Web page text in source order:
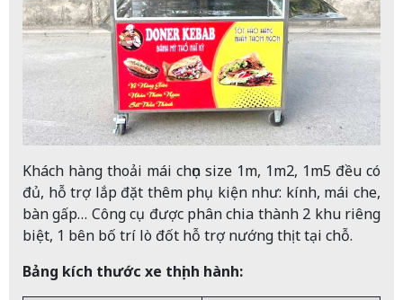
Khách hàng thoải mái chọn size 1m, 1m2, 1m5 đều có
đủ, hỗ trợ lắp đặt thêm phụ kiện như: kính, mái che,
bàn gấp… Công cụ được phân chia thành 2 khu riêng
biệt, 1 bên bố trí lò đốt hỗ trợ nướng thịt tại chỗ.
Bảng kích thước xe thịnh hành: